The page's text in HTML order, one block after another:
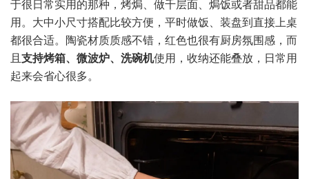
于很日常实用的那种，烤焗、做千层面、焗饭或者甜品都能
用。大中小尺寸搭配比较方便，平时做饭、装盘到直接上桌
都很合适。陶瓷材质质感不错，红色也很有厨房氛围感，而
且支持烤箱、微波炉、洗碗机使用，收纳还能叠放，日常用
起来会省心很多。